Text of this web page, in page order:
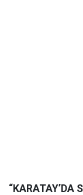
“KARATAY’DA